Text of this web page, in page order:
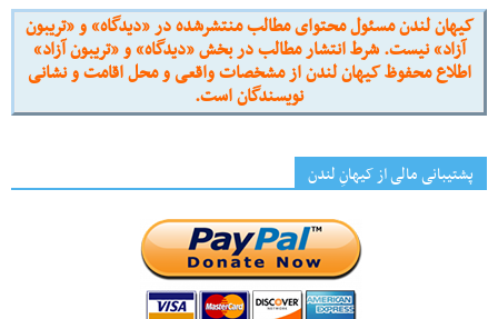
کیهان لندن مسئول محتوای مطالب منتشرشده در «دیدگاه» و «تریبون
آزاد» نیست. شرط انتشار مطالب در بخش «دیدگاه» و «تریبون آزاد»
اطلاع محفوظ کیهان لندن از مشخصات واقعی و محل اقامت و نشانی
نویسندگان است.
پشتیبانی مالی از کیهانِ لندن